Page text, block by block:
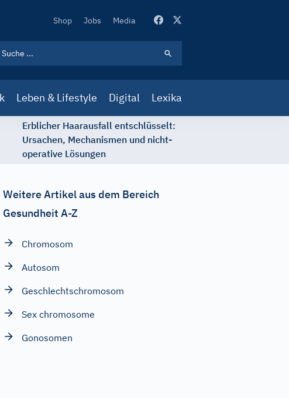
Secondary
Shop Jobs Media
Leben & Lifestyle Digital Lexika
Erblicher Haarausfall entschlüsselt:
Ursachen, Mechanismen und nicht-
operative Lösungen
Weitere Artikel aus dem Bereich
Gesundheit A-Z
Chromosom
Autosom
Geschlechtschromosom
Sex chromosome
Gonosomen